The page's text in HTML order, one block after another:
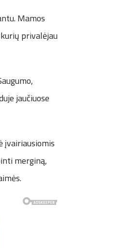
Mamos
privalėjau
jaučiuose
įvairiausiomis
merginą,